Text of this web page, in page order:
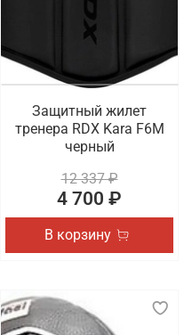
Защитный жилет
тренера RDX Kara F6M
черный
12 337 ₽
4 700 ₽
В корзину